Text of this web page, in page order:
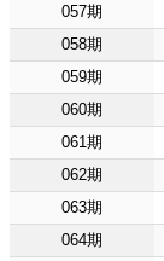
057期
058期
059期
060期
061期
062期
063期
064期